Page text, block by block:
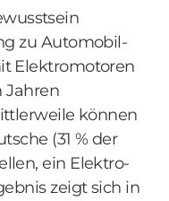
zu Automobil-
Elektromotoren
Jahren
können
(31 % der
ein Elektro-
zeigt sich in